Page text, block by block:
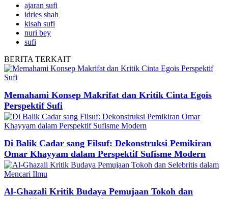
ajaran sufi
idries shah
kisah sufi
nuri bey
sufi
BERITA TERKAIT
Memahami Konsep Makrifat dan Kritik Cinta Egois
Perspektif Sufi
Di Balik Cadar sang Filsuf: Dekonstruksi Pemikiran
Omar Khayyam dalam Perspektif Sufisme Modern
Al-Ghazali Kritik Budaya Pemujaan Tokoh dan